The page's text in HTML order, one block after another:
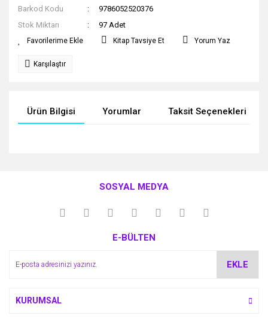
Barkod Kodu
9786052520376
Stok Miktarı
97 Adet
Kitap Tavsiye Et Yorum Yaz
Karşılaştır
Ürün Bilgisi Yorumlar Taksit Seçenekleri
kullanarak tarafımıza iletebilirsiniz.
Görüş ve önerileriniz için teşekkür ederiz.
Ürün açıklamasında eksik bilgiler bulunuyor.
SOSYAL MEDYA
E-BÜLTEN
EKLE
KURUMSAL